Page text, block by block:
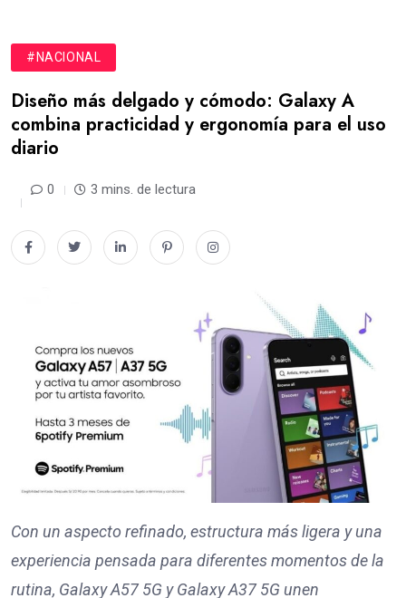
#NACIONAL
Diseño más delgado y cómodo: Galaxy A
combina practicidad y ergonomía para el uso
diario
0 3 mins. de lectura
Con un aspecto refinado, estructura más ligera y una
experiencia pensada para diferentes momentos de la
rutina, Galaxy A57 5G y Galaxy A37 5G unen